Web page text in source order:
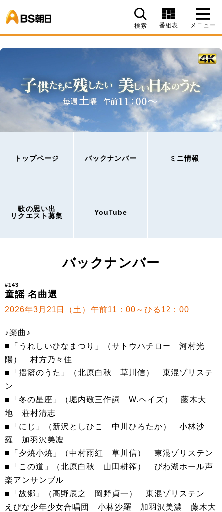
検索 番組表 メニュー
トップページ バックナンバー ミニ情報
歌の思い出
リクエスト募集
YouTube
バックナンバー
#143
童謡 名曲選
2026年3月21日（土）午前11：00～ひる12：00
♪楽曲♪
■「うれしいひなまつり」（サトウハチロー 河村光
陽） 村方乃々佳
■「揺籃のうた」（北原白秋 草川信） 東混ゾリステ
ン
■「冬の星座」（堀内敬三作詞 W.ヘイズ） 藤木大
地 荘村清志
■「にじ」（新沢としひこ 中川ひろたか） 小林沙
羅 加羽沢美濃
■「夕焼小焼」（中村雨紅 草川信） 東混ゾリステン
■「この道」（北原白秋 山田耕筰） びわ湖ホール声
楽アンサンブル
■「故郷」（高野辰之 岡野貞一） 東混ゾリステン
えびな少年少女合唱団 小林沙羅 加羽沢美濃 藤木大